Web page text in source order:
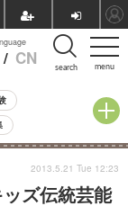
menu
/ CN search
受験
ズ伝統芸能
2013.5.21 Tue 12:23